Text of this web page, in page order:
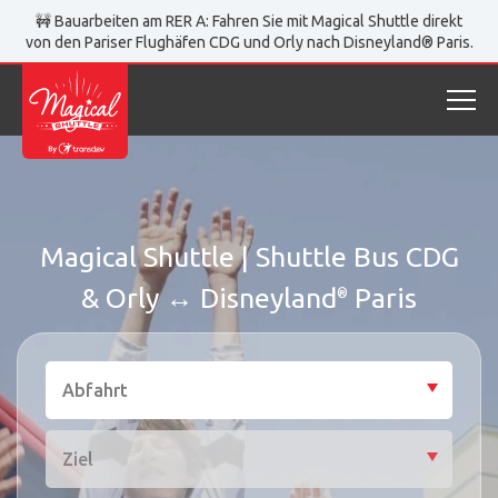
🚧 Bauarbeiten am RER A: Fahren Sie mit Magical Shuttle direkt
von den Pariser Flughäfen CDG und Orly nach Disneyland® Paris.
Magical Shuttle | Shuttle Bus CDG
& Orly ↔ Disneyland ® Paris
Abfahrt
Abfahrt
Select
Ziel
Ziel